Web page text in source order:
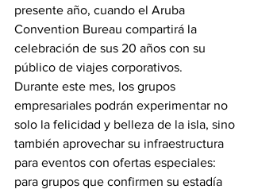
presente año, cuando el Aruba
Convention Bureau compartirá la
celebración de sus 20 años con su
público de viajes corporativos.
Durante este mes, los grupos
empresariales podrán experimentar no
solo la felicidad y belleza de la isla, sino
también aprovechar su infraestructura
para eventos con ofertas especiales:
para grupos que confirmen su estadía